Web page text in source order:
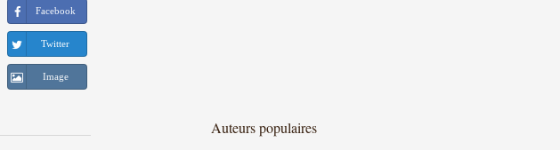
Facebook
Twitter
Image
Auteurs populaires